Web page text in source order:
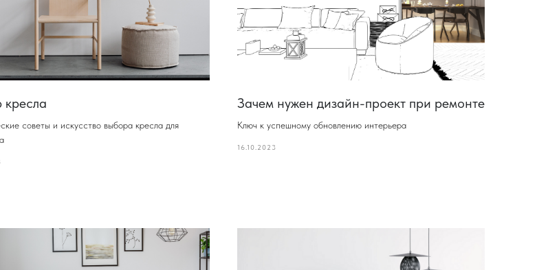
советы и искусство выбора кресла для
Зачем нужен дизайн-проект при ремонте
Ключ к успешному обновлению интерьера
16.10.2023